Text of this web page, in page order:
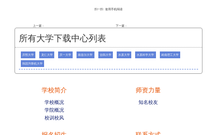
扫一扫 使用手机阅读
上一篇： 下一篇：
所有大学下载中心列表
庆熙大学 龙仁大学 庆一大学 南首尔大学 信韩大学 水原大学 水原科学大学 岭南理工大学
韩国升降机大学
学校简介
学校概况
学院概况
校训校风
师资力量
知名校友